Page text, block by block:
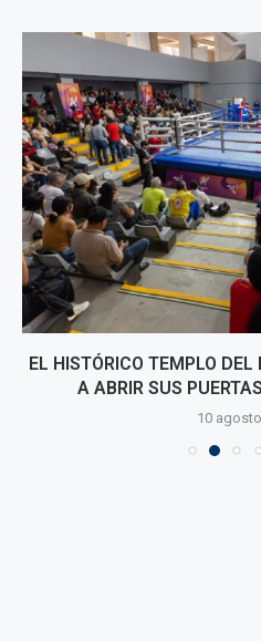
EL HISTÓRICO TEMPLO DEL
A ABRIR SUS
10